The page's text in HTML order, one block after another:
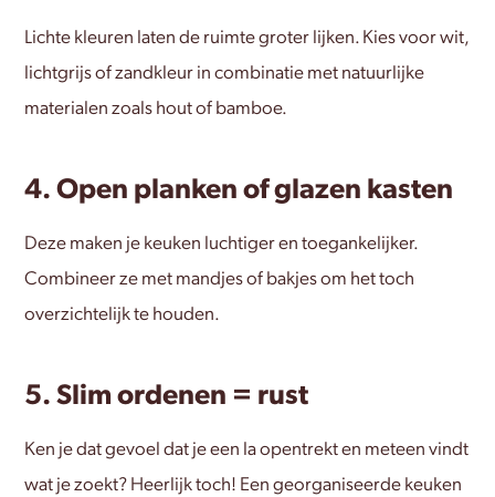
Lichte kleuren laten de ruimte groter lijken. Kies voor wit,
lichtgrijs of zandkleur in combinatie met natuurlijke
materialen zoals hout of bamboe.
4. Open planken of glazen kasten
Deze maken je keuken luchtiger en toegankelijker.
Combineer ze met mandjes of bakjes om het toch
overzichtelijk te houden.
5. Slim ordenen = rust
Ken je dat gevoel dat je een la opentrekt en meteen vindt
wat je zoekt? Heerlijk toch! Een georganiseerde keuken